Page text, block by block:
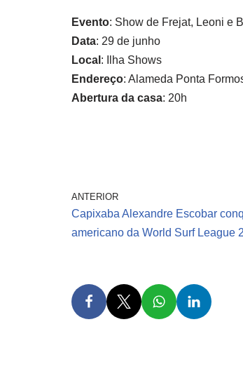
Evento: Show de Frejat, Leoni e
Data: 29 de junho
Local : Ilha Shows
Endereço: Alameda Ponta
Abertura da casa: 20h
ANTERIOR
Capixaba Alexandre Escobar
americano da World Surf League